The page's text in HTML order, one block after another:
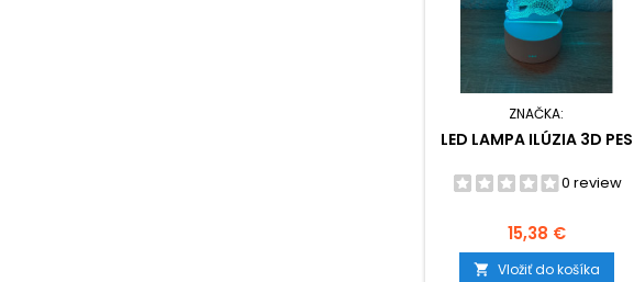
ZNAČKA:
LED LAMPA ILÚZIA 3D PES
0 review
Cena
15,38 €
 Vložiť do košíka